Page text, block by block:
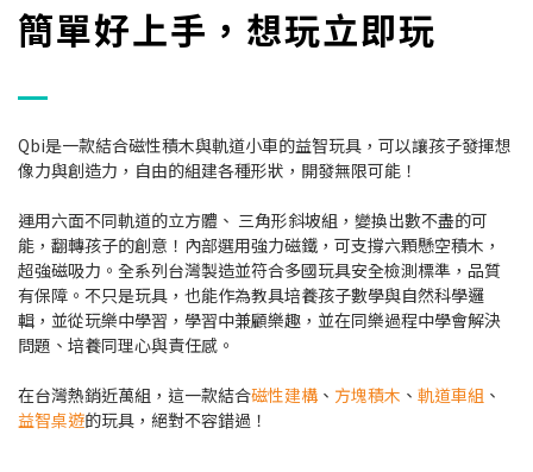
簡單好上手，想玩立即玩
Qbi是一款結合磁性積木與軌道小車的益智玩具，可以讓孩子發揮想
像力與創造力，自由的組建各種形狀，開發無限可能！
運用六面不同軌道的立方體、 三角形斜坡組，變換出數不盡的可
能，翻轉孩子的創意！內部選用強力磁鐵，可支撐六顆懸空積木，
超強磁吸力。全系列台灣製造並符合多國玩具安全檢測標準，品質
有保障。不只是玩具，也能作為教具培養孩子數學與自然科學邏
輯，並從玩樂中學習，學習中兼顧樂趣，並在同樂過程中學會解決
問題、培養同理心與責任感。
在台灣熱銷近萬組，這一款結合磁性建構 、 方塊積木 、 軌道車組 、
益智桌遊的玩具，絕對不容錯過！